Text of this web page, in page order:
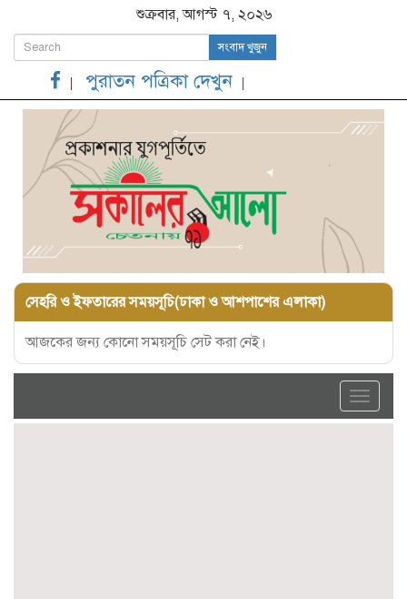
শুক্রবার, আগস্ট ৭, ২০২৬
সংবাদ খুজুন
পুরাতন পত্রিকা দেখুন
সেহরি ও ইফতারের সময়সূচি(ঢাকা ও আশপাশের এলাকা)
আজকের জন্য কোনো সময়সূচি সেট করা নেই।
Toggle